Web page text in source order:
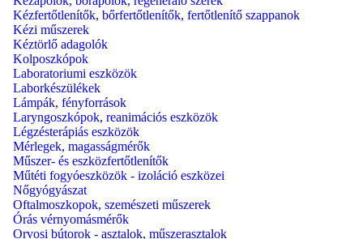
Kézfertőtlenítők, bőrfertőtlenítők, fertőtlenítő szappanok
Kézi műszerek
Kéztörlő adagolók
Kolposzkópok
Laboratoriumi eszközök
Laborkészülékek
Lámpák, fényforrások
Laryngoszkópok, reanimációs eszközök
Légzésterápiás eszközök
Mérlegek, magasságmérők
Műszer- és eszközfertőtlenítők
Műtéti fogyóeszközök - izoláció eszközei
Nőgyógyászat
Oftalmoszkopok, szemészeti műszerek
Órás vérnyomásmérők
Orvosi bútorok - asztalok, műszerasztalok